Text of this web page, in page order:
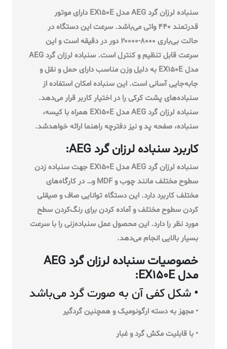
سنباده لرزان گرد AEG مدل EX150E دارای موتور
قدرتمند ۴۴۰ واتی می‌باشد. سرعت این دستگاه در
حالت بی‌باری ۸۰۰۰-۲۰۰۰۰ دور در دقیقه است و این
سرعت قابل تنظیم و کنترل است. سنباده لرزان گرد AEG
مدل EX150E به دلیل وزن مناسب دارای حمل و نقل و
جابه‌جایی آسانی است. این سنباده امکان استفاده از
سنباده‌های پشت کرکی را در اختیار کاربر قرار می‌دهد.
سنباده لرزان گرد AEG مدل EX150E همراه با کیسه،
سنباده، صفحه پد و نیز دفترچه‌ راهنما ارائه خواهدشد.
کاربرد سنباده لرزان گرد AEG:
سنباده لرزان گرد AEG مدل EX150E جهت سنباده زدن
سطوح مختلف مانند چوب و MDF و… در کارگاه‌های
مختلف کاربرد دارد. این دستگاه توانایی صاف و صیقلی
کردن سطوح مختلف و آماده کردن برای رنگ‌کردن سطح
مورد نظر را دارد. این محصول عمل سنباده‌زنی را با سرعت
بسیار بالایی انجام می‌دهد.
خصوصیات سنباده لرزان گرد AEG
مدل EX150E:
• شکل کفی آن به صورت گرد می‌باشد
• مجهز به دسته ارگونومیک و همچنین گرد‌گیر
• با قابلیت مکش گرد و غبار